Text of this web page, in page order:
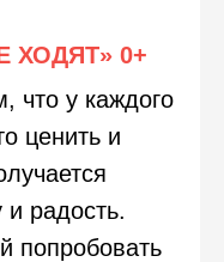
ХОДЯТ» 0+
что у каждого
ценить и
и радость.
попробовать